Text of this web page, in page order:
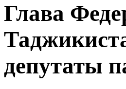
Глава
депутаты